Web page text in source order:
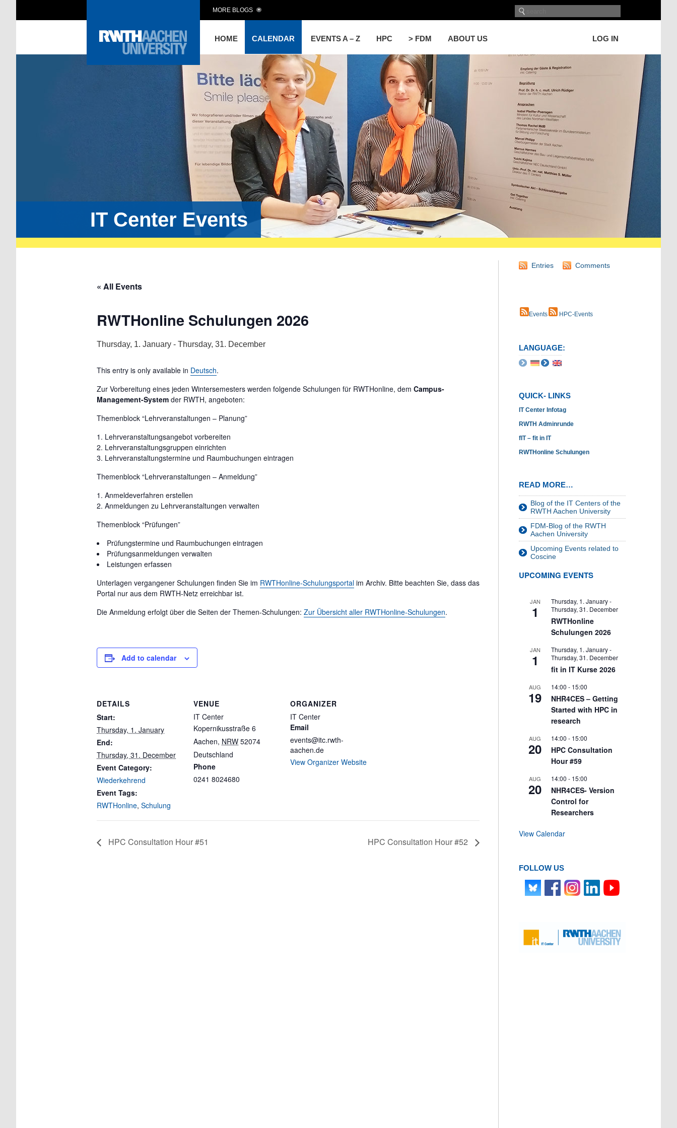
HOME CALENDAR EVENTS A – Z HPC > FDM ABOUT US LOG IN
MORE BLOGS
IT Center Events
« All Events
RWTHonline Schulungen 2026
Thursday, 1. January - Thursday, 31. December
This entry is only available in Deutsch.
Zur Vorbereitung eines jeden Wintersemesters werden folgende Schulungen für RWTHonline, dem Campus-
Management-System der RWTH, angeboten:
Themenblock “Lehrveranstaltungen – Planung”
Lehrveranstaltungsangebot vorbereiten
Lehrveranstaltungsgruppen einrichten
Lehrveranstaltungstermine und Raumbuchungen eintragen
Themenblock “Lehrveranstaltungen – Anmeldung”
Anmeldeverfahren erstellen
Anmeldungen zu Lehrveranstaltungen verwalten
Themenblock “Prüfungen”
Prüfungstermine und Raumbuchungen eintragen
Prüfungsanmeldungen verwalten
Leistungen erfassen
Unterlagen vergangener Schulungen finden Sie im RWTHonline-Schulungsportal im Archiv. Bitte beachten Sie, dass das
Portal nur aus dem RWTH-Netz erreichbar ist.
Die Anmeldung erfolgt über die Seiten der Themen-Schulungen: Zur Übersicht aller RWTHonline-Schulungen.
Add to calendar
DETAILS
Start:
Thursday, 1. January
End:
Thursday, 31. December
Event Category:
Wiederkehrend
Event Tags:
RWTHonline, Schulung
VENUE
IT Center
Kopernikusstraße 6
Aachen, NRW 52074
Deutschland
Phone
0241 8024680
ORGANIZER
IT Center
Email
events@itc.rwth-
aachen.de
View Organizer Website
HPC Consultation Hour #51 HPC Consultation Hour #52
Entries Comments
Events HPC-Events
LANGUAGE:
QUICK- LINKS
IT Center Infotag
RWTH Adminrunde
fIT – fit in IT
RWTHonline Schulungen
READ MORE…
Blog of the IT Centers of the
RWTH Aachen University
FDM-Blog of the RWTH
Aachen University
Upcoming Events related to
Coscine
UPCOMING EVENTS
JAN
1
Thursday, 1. January-
Thursday, 31. December
RWTHonline
Schulungen 2026
JAN
1
Thursday, 1. January-
Thursday, 31. December
fit in IT Kurse 2026
AUG
19
14:00 - 15:00
NHR4CES – Getting
Started with HPC in
research
AUG
20
14:00 - 15:00
HPC Consultation
Hour #59
AUG
20
14:00 - 15:00
NHR4CES- Version
Control for
Researchers
View Calendar
FOLLOW US